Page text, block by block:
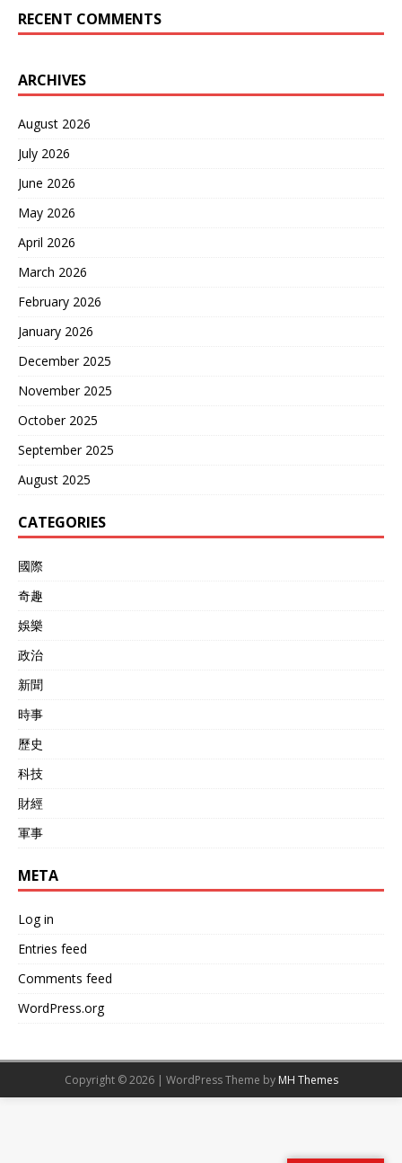
压倒另一方。现如今，俄罗
本虽无核武但具备快速发展
潜力。这些国家都有其与美
国对立的具体理由：俄罗斯
对北约东扩不满，朝鲜因制
裁愤怒，日本想寻求更大独
放和融入全球体系的道路，
军力增长是为了保护自身利
益，而非对外挑衅。 话说回
来，基辛格去世后，他的观
2023年11月29日，他在康
涅狄格州的家中去世，葬礼
上聚集了多位美国政要。他
留下的遗产提醒美国，不能
其是中国，双方需要学会共
存共荣。 到了2024年和
复杂，但并无根本性变化。
局势紧张，但中美贸易额依
然保持高位。2025年7月，
日本参议院选举中，自民党
GDP的2%，这似乎验证了
核试验持续，俄罗斯的核力
军费保持稳定，继续强调和
平发展。 细究这些国家为何
具备这种潜力，朝鲜的导弹
技术发展尤为突出。自2006
年实现洲际导弹试射，射程
逐步延伸，足以覆盖如洛杉
安理会多次针对朝鲜核项目
不仅未能阻止朝鲜，反而让
它更加孤立并专注于军事发
更多是出于绝望的防御逻
的核三位一体——陆基导
弹、海基核潜艇和空基核武
的萨尔马特导弹能携带多个
弹头，精度极高。自1999年
罗的海国家加入，俄罗斯感
被逐渐侵蚀。 日本的右翼势
掌控参议院，积极推动将自
南亚市场。 然而，印尼面临
的挑战依然不容忽视。雅加
低工资引发的抗议事件频频
出现，教育水平的差异也限
卡特在报告中所言，印尼若
能在发展与公平之间取得平
衡，未来定能成为亚洲经济
的强劲支柱。 尼日利亚则位
潜力。作为非洲最大的经济
体，尼日利亚拥有超过2.1亿
的人口，石油出口占其GDP
的30%。拉各斯的维多利亚
筑鳞次栉比的飞跃，成为国
家转型的标志之一。 在
2020年代初，中国与欧盟共
同推动的援建项目，为尼日
铁路网络。预计到2024年，
拉各斯科技园区将吸引包括
投资，初创企业的数量激
行政效率也在逐步提升，
了不少官僚障碍，赢得了民
众的支持。 军事稳定也是尼
日利亚的一大优势，政府在
外国援助的支持下，加强了
军队建设，基本剿灭了境内
尼日利亚的军费将位居非洲
第一，海军巡逻船的投入旨
全。卡特的团队预测，尼日
枢纽，并更有可能引领非洲
经济共同体的形成。然而，
然是隐患，拉各斯的公立学
校因资金短缺而停课的现象
时有发生，街头失学儿童的
人数也高居不下。卡特认
化为更广泛民众的经济红
德国在这一名单中位列第
和在欧盟中的领导地位，德
国的出口额占GDP的47%，
全球领先地位。在慕尼黑的
的全电动SUV系列也亮相在
全球市场。 德国在科技领域
的投入同样不可小觑，预计
RECENT COMMENTS
ARCHIVES
August 2026
July 2026
June 2026
May 2026
April 2026
March 2026
February 2026
January 2026
December 2025
November 2025
October 2025
September 2025
August 2025
CATEGORIES
國際
奇趣
娛樂
政治
新聞
時事
歷史
科技
財經
軍事
META
Log in
Entries feed
Comments feed
WordPress.org
Copyright © 2026 | WordPress Theme by MH Themes